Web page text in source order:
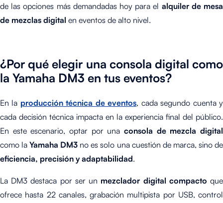
de las opciones más demandadas hoy para el alquiler de mesa
de mezclas digital en eventos de alto nivel.
¿Por qué elegir una consola digital como
la Yamaha DM3 en tus eventos?
En la producción técnica de eventos, cada segundo cuenta y
cada decisión técnica impacta en la experiencia final del público.
En este escenario, optar por una consola de mezcla digital
como laYamaha DM3 no es solo una cuestión de marca, sino de
eficiencia, precisión y adaptabilidad.
La DM3 destaca por ser un mezclador digital compacto que
ofrece hasta 22 canales, grabación multipista por USB, control